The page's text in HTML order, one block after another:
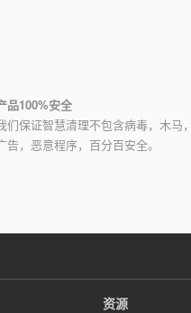
品100%安全
们保证智慧清理不包含病毒，木马，
告，恶意程序，百分百安全。
资源